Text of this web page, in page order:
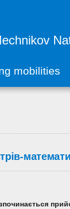
mobilities